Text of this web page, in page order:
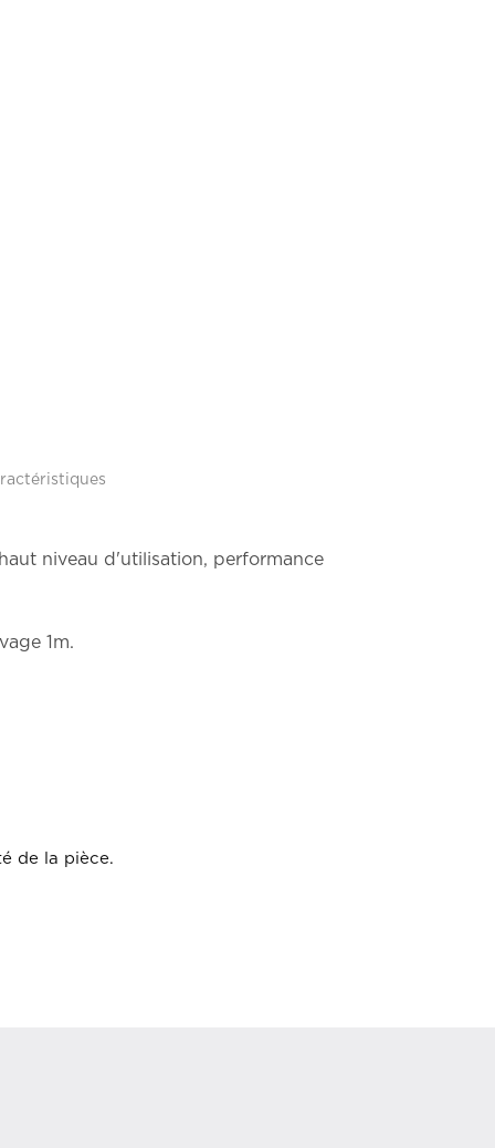
niveau d'utilisation, performance
1m.
de la pièce.